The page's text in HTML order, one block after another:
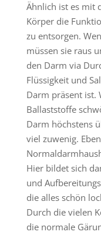
Ähnlich ist es mit
Körper die
zu entsorgen.
müssen sie raus
den Darm via
Flüssigkeit und
Darm präsent ist.
Ballaststoffe
Darm höchstens
viel zuwenig.
Hier bildet sich
und
die alles schön
Durch die vielen
die normale